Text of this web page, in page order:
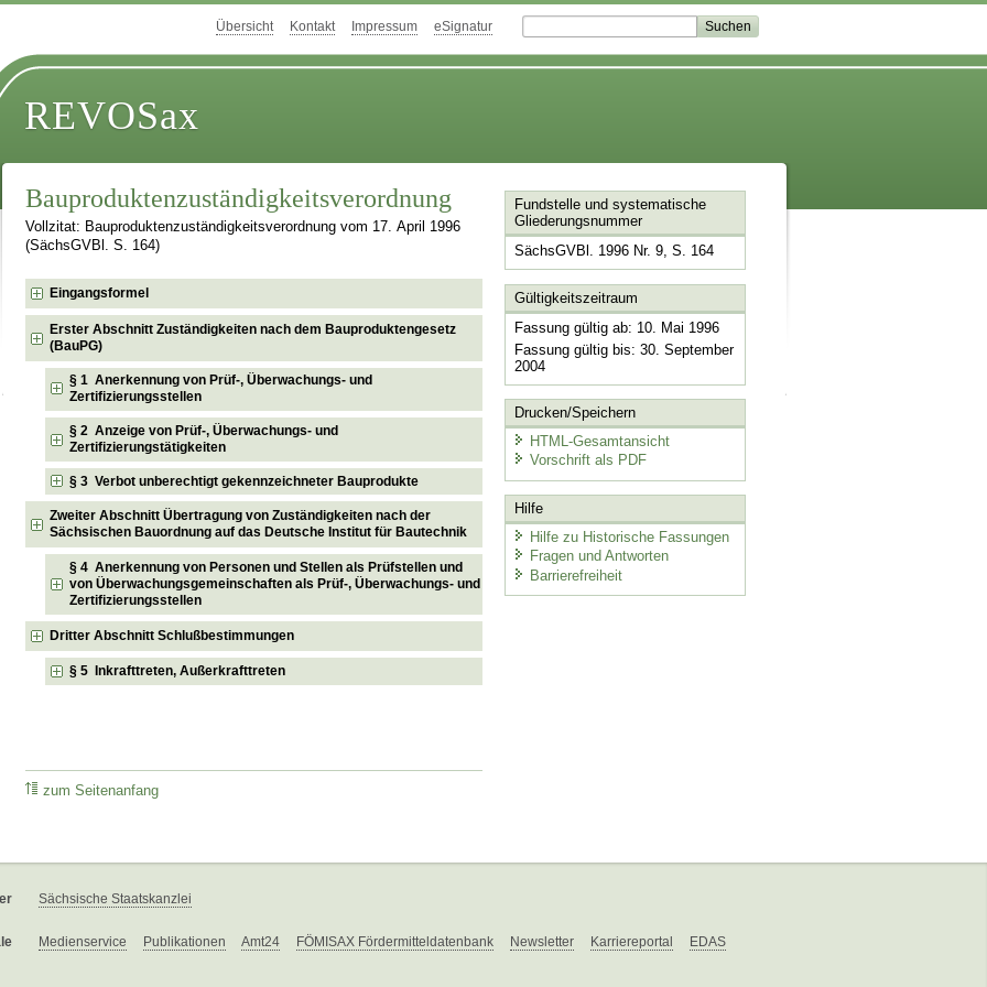
Übersicht Kontakt Impressum eSignatur
REVOSax
Bauproduktenzuständigkeitsverordnung
Vollzitat: Bauproduktenzuständigkeitsverordnung vom 17. April 1996
(SächsGVBl. S. 164)
Eingangsformel
Erster Abschnitt Zuständigkeiten nach dem Bauproduktengesetz
(BauPG)
§ 1 Anerkennung von Prüf-, Überwachungs- und
Zertifizierungsstellen
§ 2 Anzeige von Prüf-, Überwachungs- und
Zertifizierungstätigkeiten
§ 3 Verbot unberechtigt gekennzeichneter Bauprodukte
Zweiter Abschnitt Übertragung von Zuständigkeiten nach der
Sächsischen Bauordnung auf das Deutsche Institut für Bautechnik
§ 4 Anerkennung von Personen und Stellen als Prüfstellen und
von Überwachungsgemeinschaften als Prüf-, Überwachungs- und
Zertifizierungsstellen
Dritter Abschnitt Schlußbestimmungen
§ 5 Inkrafttreten, Außerkrafttreten
zum Seitenanfang
Fundstelle und systematische
Gliederungsnummer
SächsGVBl. 1996 Nr. 9, S. 164
Gültigkeitszeitraum
Fassung gültig ab: 10. Mai 1996
Fassung gültig bis: 30. September
2004
Drucken/Speichern
HTML-Gesamtansicht
Vorschrift als PDF
Hilfe
Hilfe zu Historische Fassungen
Fragen und Antworten
Barrierefreiheit
Sächsische Staatskanzlei
Medienservice Publikationen Amt24 FÖMISAX Fördermitteldatenbank Newsletter Karriereportal EDAS